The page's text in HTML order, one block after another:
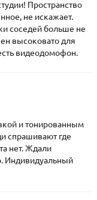
Пространство
не искажает.
соседей больше не
высоковато для
видеодомофон.
и тонированным
спрашивают где
нет. Ждали
Индивидуальный